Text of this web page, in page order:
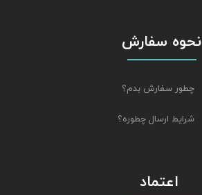
نحوه سفارش
چطور سفارش بدم؟
شرایط ارسال چطوره؟
اعتماد